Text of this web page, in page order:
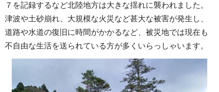
７を記録するなど北陸地方は大きな揺れに襲われました。
津波や土砂崩れ、大規模な火災など甚大な被害が発生し、
道路や水道の復旧に時間がかかるなど、被災地では現在も
不自由な生活を送られている方が多くいらっしゃいます。